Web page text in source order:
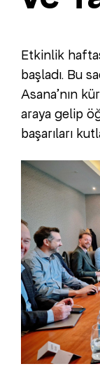
Etkinlik
başladı. Bu
Asana’nın
araya gelip
başarıları